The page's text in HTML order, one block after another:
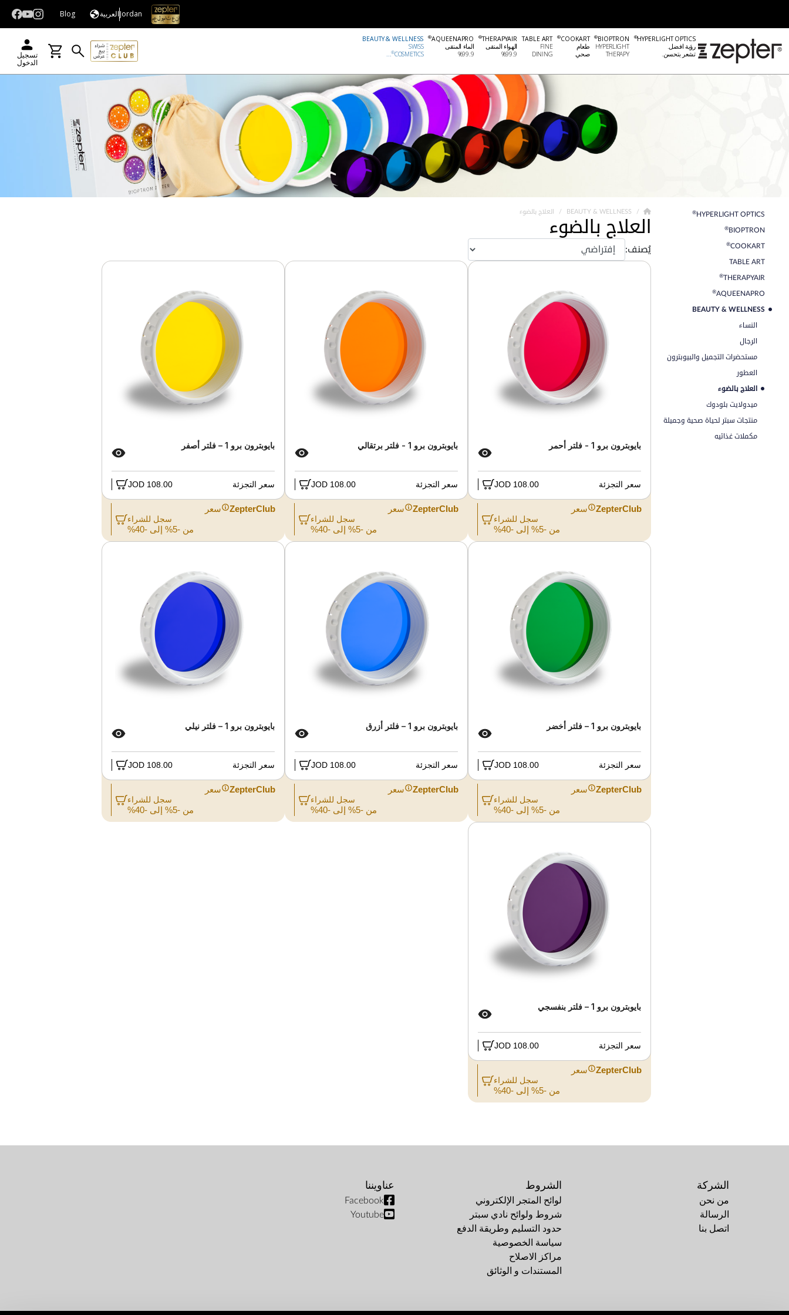
Jordanالعربية Blog
HYPERLIGHT OPTICS
®
رؤية افضل.
تشعر بتحسن.
BIOPTRON
®
HYPERLIGHT
THERAPY
COOKART
®
طعام
صحي
TABLE ART
FINE
DINING
THERAPYAIR
®
الهواء المنقى
99.9‏%
AQUEENAPRO
®
الماء المنقى
99.9‏%
BEAUTY & WELLNESS
SWISS
COSMETICS
®
... تسجيل
الدخول
HYPERLIGHT OPTICS
®
BIOPTRON
®
COOKART
®
TABLE ART
THERAPYAIR
®
AQUEENAPRO
®
BEAUTY & WELLNESS
النساء
الرجال
مستحضرات التجميل والبيوبترون
العطور
العلاج بالضوء
ميدولايت بلودوك
منتجات سبتر لحياة صحية وجميلة
مكملات غذائيه
BEAUTY & WELLNESS العلاج بالضوء
العلاج بالضوء
يُصنف:
بايوبترون برو 1 - فلتر أحمر
سعر التجزئة 108.00 JOD
ZepterClub سعر
سجل للشراء
من -5% إلى -40%
بايوبترون برو 1 - فلتر برتقالي
سعر التجزئة 108.00 JOD
ZepterClub سعر
سجل للشراء
من -5% إلى -40%
بايوبترون برو 1 – فلتر أصفر
سعر التجزئة 108.00 JOD
ZepterClub سعر
سجل للشراء
من -5% إلى -40%
بايوبترون برو 1 – فلتر أخضر
سعر التجزئة 108.00 JOD
ZepterClub سعر
سجل للشراء
من -5% إلى -40%
بايوبترون برو 1 – فلتر أزرق
سعر التجزئة 108.00 JOD
ZepterClub سعر
سجل للشراء
من -5% إلى -40%
بايوبترون برو 1 – فلتر نيلي
سعر التجزئة 108.00 JOD
ZepterClub سعر
سجل للشراء
من -5% إلى -40%
بايوبترون برو 1 – فلتر بنفسجي
سعر التجزئة 108.00 JOD
ZepterClub سعر
سجل للشراء
من -5% إلى -40%
الشركة
من نحن
الرسالة
اتصل بنا
الشروط
لوائح المتجر الإلكتروني
شروط ولوائح نادي سبتر
حدود التسليم وطريقة الدفع
سياسة الخصوصية
مراكز الاصلاح
المستندات و الوثائق
عناويننا
Facebook
Youtube